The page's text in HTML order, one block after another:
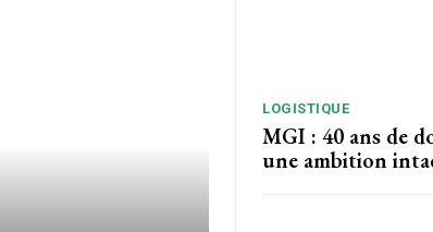
LOGISTIQUE
MGI : 40 ans de
une ambition